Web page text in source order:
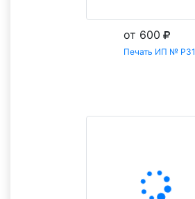
от 600
Печать ИП № Р31